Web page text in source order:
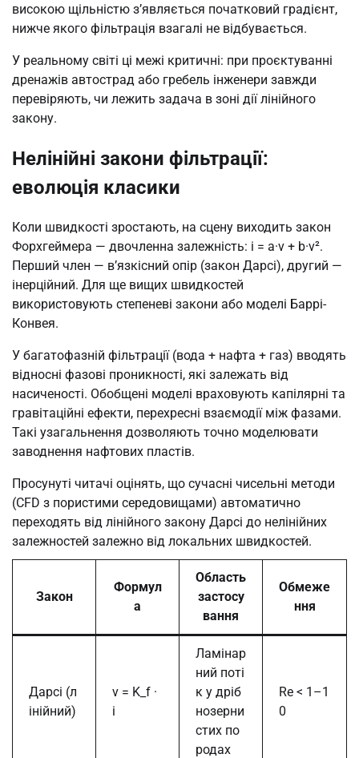
високою щільністю з’являється початковий градієнт,
нижче якого фільтрація взагалі не відбувається.
У реальному світі ці межі критичні: при проєктуванні
дренажів автострад або гребель інженери завжди
перевіряють, чи лежить задача в зоні дії лінійного
закону.
Нелінійні закони фільтрації:
еволюція класики
Коли швидкості зростають, на сцену виходить закон
Форхгеймера — двочленна залежність: i = a·v + b·v².
Перший член — в’язкісний опір (закон Дарсі), другий —
інерційний. Для ще вищих швидкостей
використовують степеневі закони або моделі Баррі-
Конвея.
У багатофазній фільтрації (вода + нафта + газ) вводять
відносні фазові проникності, які залежать від
насиченості. Обобщені моделі враховують капілярні та
гравітаційні ефекти, перехресні взаємодії між фазами.
Такі узагальнення дозволяють точно моделювати
заводнення нафтових пластів.
Просунуті читачі оцінять, що сучасні чисельні методи
(CFD з пористими середовищами) автоматично
переходять від лінійного закону Дарсі до нелінійних
залежностей залежно від локальних швидкостей.
Закон
Формул
а
Область
застосу
вання
Обмеже
ння
Дарсі (л
інійний)
v = K_f ·
i
Ламінар
ний поті
к у дріб
нозерни
стих по
родах
Re < 1–1
0